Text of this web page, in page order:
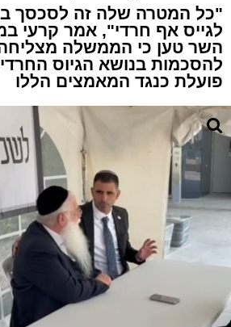
"כל המטרה שלה זה לסכסך
לגייס אף חרדי", אמר קרעי
השר טען כי הממשלה
להסכמות בנושא הגיוס
פועלת כנגד המאמצים הללו